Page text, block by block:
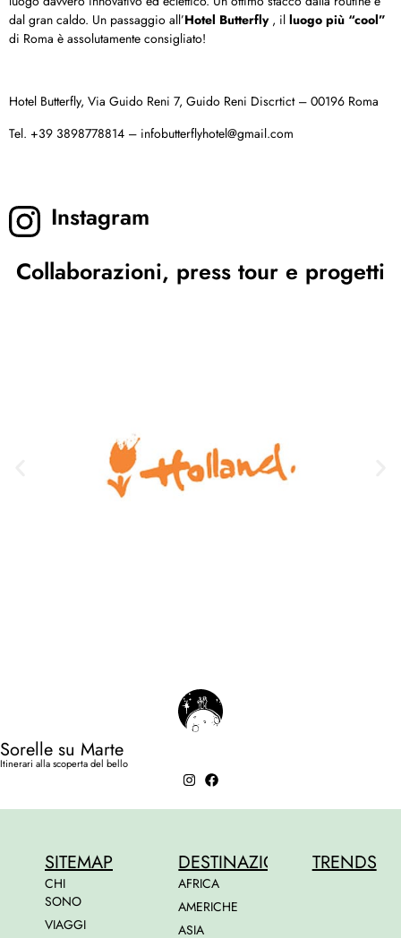
dal gran caldo. Un passaggio all’Hotel Butterfly, il luogo più “cool”
di Roma è assolutamente consigliato!
Hotel Butterfly, Via Guido Reni 7, Guido Reni Discrtict – 00196 Roma
Tel. +39 3898778814 – infobutterflyhotel@gmail.com
Instagram
Collaborazioni, press tour e progetti
Sorelle su Marte
Itinerari alla scoperta del bello
SITEMAP
CHI
SONO
VIAGGI
DESTINAZIONI
AFRICA
AMERICHE
ASIA
TRENDS